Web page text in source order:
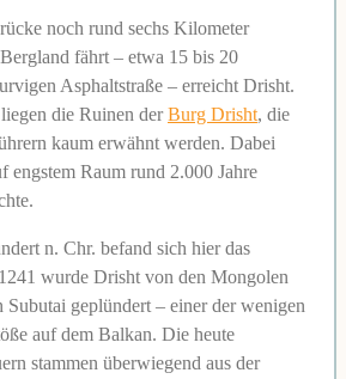
noch rund sechs Kilometer
fährt – etwa 15 bis 20
Asphaltstraße – erreicht Drisht.
die Ruinen derBurg Drisht, die
kaum erwähnt werden. Dabei
engstem Raum rund 2.000 Jahre
n. Chr. befand sich hier das
wurde Drisht von den Mongolen
Subutai geplündert – einer der wenigen
auf dem Balkan. Die heute
stammen überwiegend aus der